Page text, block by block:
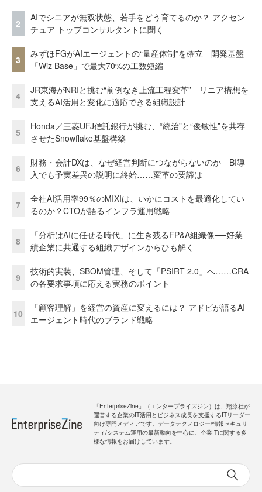
2
AIでシニアが無双状態、若手をどう育てるのか？ アクセン
チュア トップコンサルタントに聞く
3
みずほFGがAIエージェントの“量産体制”を確立 開発基盤
「Wiz Base」で最大70%の工数短縮
4
JR東海がNRIと挑む“前例なき上流工程変革” リニア構想を
支えるAI活用と変化に適応できる組織設計
5
Honda／三菱UFJ信託銀行が挑む、“統治”と“俊敏性”を共存
させたSnowflake基盤構築
6
財務・会計DXは、なぜ経営判断につながらないのか BI導
入でも予実差異の説明に終始……変革の要諦は
7
全社AI活用率99％のMIXIは、いかにコストを最適化してい
るのか？CTOが語るインフラ運用戦略
8
「分析はAIに任せる時代」に生き残るFP&A組織像──好業
績企業に共通する組織デザインからひも解く
9
技術的実装、SBOM管理、そして「PSIRT 2.0」へ……CRA
の各要求事項に応える実務のポイント
10
「顧客理解」を経営の資産に変えるには？ アドビが語るAI
エージェント時代のブランド戦略
「EnterpriseZine」（エンタープライズジン）は、翔泳社が
運営する企業のIT活用とビジネス成長を支援するITリーダー
向け専門メディアです。データテクノロジー/情報セキュリ
ティ/システム運用の最新動向を中心に、企業ITに関する多
様な情報をお届けしています。